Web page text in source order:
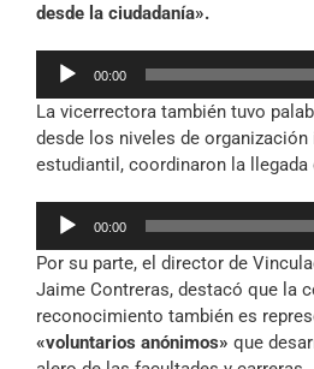
desde la ciudadanía».
Reproductor
audio
00:00
La vicerrectora también tuvo
desde los niveles de
estudiantil, coordinaron la llegada
Reproductor
audio
00:00
Por su parte, el director de
Jaime Contreras, destacó que la
reconocimiento también es
«voluntarios anónimos» que